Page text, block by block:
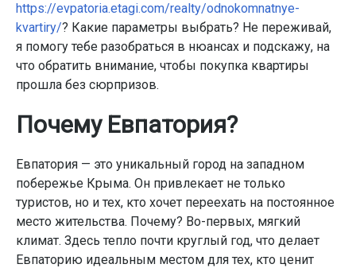
https://evpatoria.etagi.com/realty/odnokomnatnye-
kvartiry/? Какие параметры выбрать? Не переживай,
я помогу тебе разобраться в нюансах и подскажу, на
что обратить внимание, чтобы покупка квартиры
прошла без сюрпризов.
Почему Евпатория?
Евпатория — это уникальный город на западном
побережье Крыма. Он привлекает не только
туристов, но и тех, кто хочет переехать на постоянное
место жительства. Почему? Во-первых, мягкий
климат. Здесь тепло почти круглый год, что делает
Евпаторию идеальным местом для тех, кто ценит